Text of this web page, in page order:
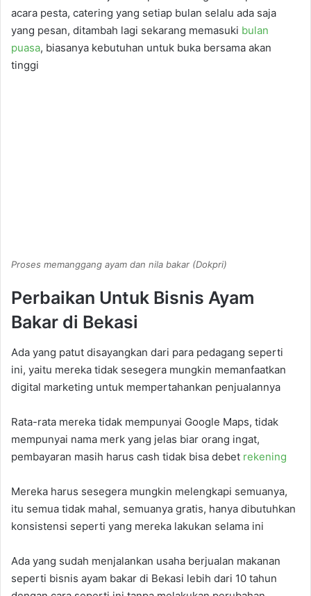
acara pesta, catering yang setiap bulan selalu ada saja
yang pesan, ditambah lagi sekarang memasuki bulan
puasa, biasanya kebutuhan untuk buka bersama akan
tinggi
Proses memanggang ayam dan nila bakar (Dokpri)
Perbaikan Untuk Bisnis Ayam
Bakar di Bekasi
Ada yang patut disayangkan dari para pedagang seperti
ini, yaitu mereka tidak sesegera mungkin memanfaatkan
digital marketing untuk mempertahankan penjualannya
Rata-rata mereka tidak mempunyai Google Maps, tidak
mempunyai nama merk yang jelas biar orang ingat,
pembayaran masih harus cash tidak bisa debet rekening
Mereka harus sesegera mungkin melengkapi semuanya,
itu semua tidak mahal, semuanya gratis, hanya dibutuhkan
konsistensi seperti yang mereka lakukan selama ini
Ada yang sudah menjalankan usaha berjualan makanan
seperti bisnis ayam bakar di Bekasi lebih dari 10 tahun